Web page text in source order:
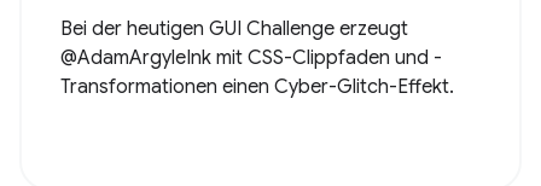
Bei der heutigen GUI Challenge erzeugt
@AdamArgyleInk mit CSS-Clippfaden und -
Transformationen einen Cyber-Glitch-Effekt.